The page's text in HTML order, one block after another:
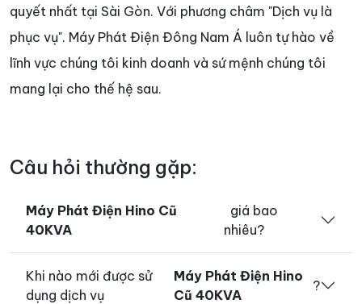
quyết nhất tại Sài Gòn. Với phương châm "Dịch vụ là
phục vụ". Máy Phát Điện Đông Nam Á luôn tự hào về
lĩnh vực chúng tôi kinh doanh và sứ mệnh chúng tôi
mang lại cho thế hệ sau.
Câu hỏi thường gặp:
Máy Phát Điện Hino Cũ
40KVA
giá bao
nhiêu?
Khi nào mới được sử
dụng dịch vụ
Máy Phát Điện Hino
Cũ 40KVA
?